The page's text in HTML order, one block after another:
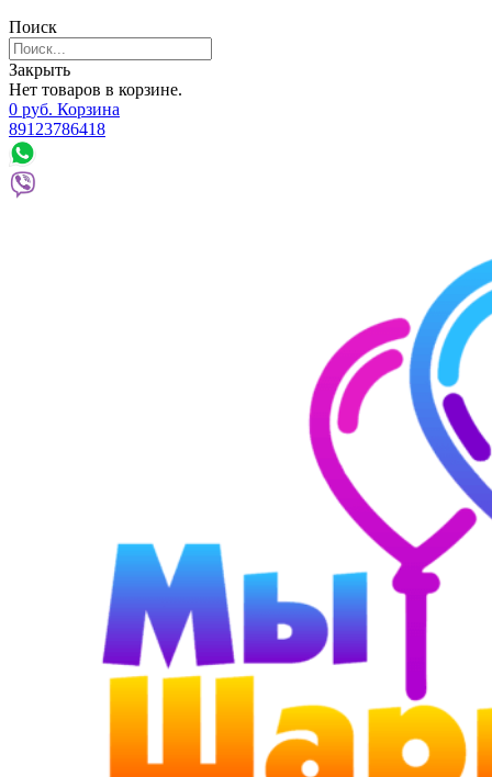
Поиск
Закрыть
Нет товаров в корзине.
0 руб. Корзина
89123786418